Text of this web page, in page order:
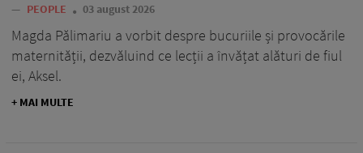
— PEOPLE 03 august 2026
Magda Pălimariu a vorbit despre bucuriile și provocările
maternității, dezvăluind ce lecții a învățat alături de fiul
ei, Aksel.
+ MAI MULTE